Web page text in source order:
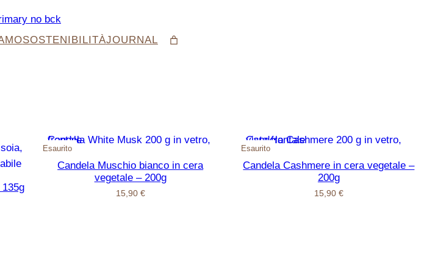
SOSTENIBILITÀJOURNAL
Esaurito
Candela Muschio bianco in cera
vegetale – 200g
15,90 €
Esaurito
Candela Cashmere in cera vegetale –
200g
15,90 €